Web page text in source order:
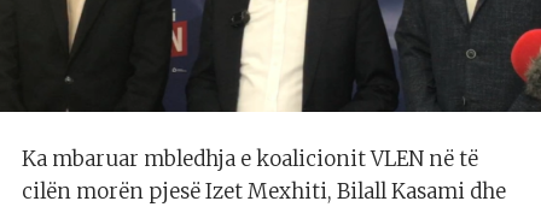
Ka mbaruar mbledhja e koalicionit VLEN në të
cilën morën pjesë Izet Mexhiti, Bilall Kasami dhe